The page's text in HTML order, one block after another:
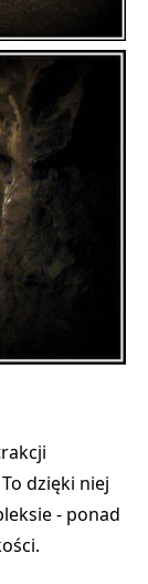
To dzięki niej
- ponad